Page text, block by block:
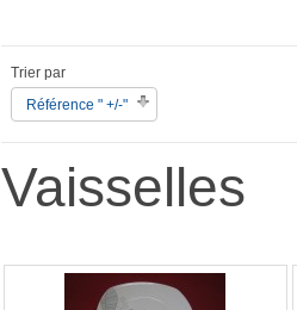
Trier par
Référence " +/-"
Vaisselles